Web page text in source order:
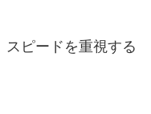
スピードを重視する